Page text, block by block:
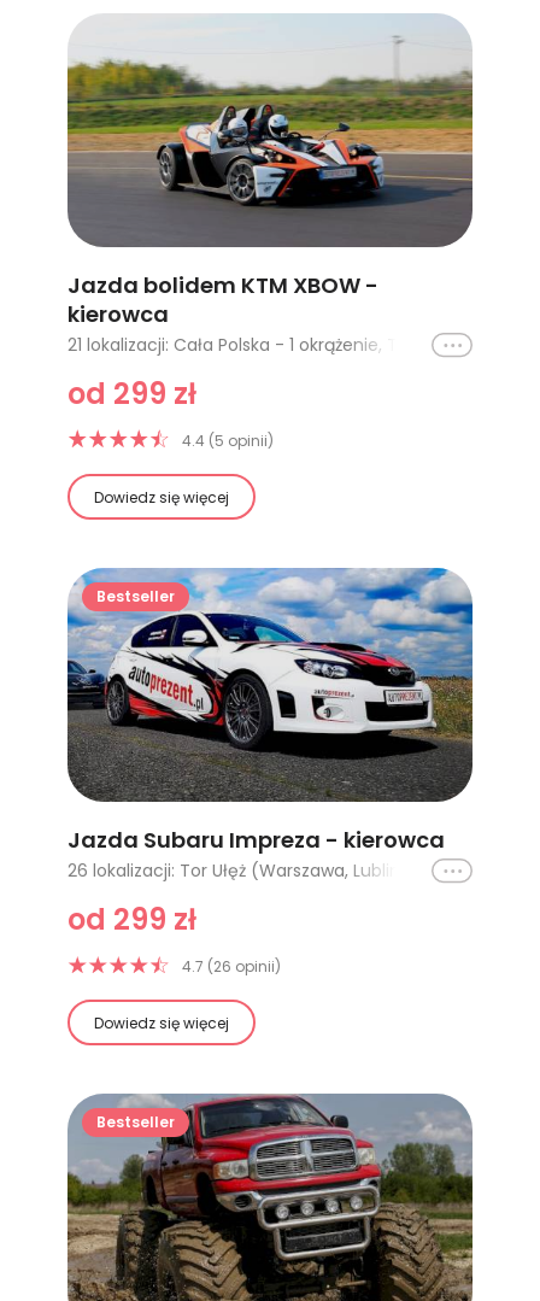
Jazda bolidem KTM XBOW -
kierowca
21 lokalizacji: Cała Polska - 1 okrążenie, Tor Poznań Główny - 2 okrążenia, Tor Krzywa (Wrocław) - 1 okrążenie, Tor Poznań Główny - 1 okrążenie, Cała Polska - 2 okrążenia, Cała Polska - 3 okrążenia, Cała Polska - 4 okrążenia, Tor Silesia Ring Główny - 1 okrążenie, Tor Silesia Ring Główny - 2 okrążenia, Tor Jastrząb (Radom, Kielce) - 1 okrążenie, Tor Kraków - 1 okrążenie, Tor Łódź - 1 okrążenie, Tor Bednary (Poznań) - 1 okrążenie, Tor Słomczyn (Warszawa) - 1 okrążenie, Tor Koszalin - 1 okrążenie, Tor Gdańsk Pszczółki - 1 okrążenie, Tor Modlin (Warszawa) - 1 okrążenie, Kielce - 1 okrążenie, Kielce - 2 okrążenia, Kielce - 5 okrążeń, Kielce - 10 okrążeń
Ikona
od 299 zł
4.4 (5 opinii)
Dowiedz się więcej
Bestseller
Jazda Subaru Impreza - kierowca
26 lokalizacji: Tor Ułęż (Warszawa, Lublin) - 1 okrążenie, Poznań - 5 km, Poznań - 10 km, Poznań (tor Główny) - 1 okrążenie, Poznań (tor Główny) - 2 okrążenia, Cała Polska - 1 okrążenie, Cała Polska - 2 okrążenia, Cała Polska - 3 okrążenia, Cała Polska - 4 okrążenia, Tor Kraków - 1 okrążenie, Poznań Karting - 1 okrążenie, Tor Koszalin - 1 okrążenie, Tor Warszawa - Słabomierz - 1 okrążenie, Tor Gdańsk Pszczółki - 1 okrążenie, Tor Warszawa- Słomczyn - 1 okrążenie, Tor Olsztyn - 1 okrążenie, Tor Jastrząb (Radom, Kielce) - 1 okrążenie, Tor Bednary (Poznań) - 1 okrążenie, Tor Toruń - 1 okrążenie, Tor Łódź - 1 okrążenie, Tor Warszawa - Modlin - 1 okrążenie, Tor Krzywa (Wrocław) - 1 okrążenie, Kielce - 5 okrążeń, Kielce - 10 okrążeń, Wrocław - 10 okrążeń, Wrocław - 15 okrążeń
Ikona
od 299 zł
4.7 (26 opinii)
Dowiedz się więcej
Bestseller